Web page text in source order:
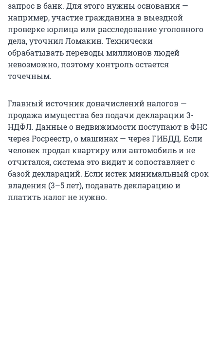
запрос в банк. Для этого нужны основания —
например, участие гражданина в выездной
проверке юрлица или расследование уголовного
дела, уточнил Ломакин. Технически
обрабатывать переводы миллионов людей
невозможно, поэтому контроль остается
точечным.
Главный источник доначислений налогов —
продажа имущества без подачи декларации 3-
НДФЛ. Данные о недвижимости поступают в ФНС
через Росреестр, о машинах — через ГИБДД. Если
человек продал квартиру или автомобиль и не
отчитался, система это видит и сопоставляет с
базой деклараций. Если истек минимальный срок
владения (3–5 лет), подавать декларацию и
платить налог не нужно.